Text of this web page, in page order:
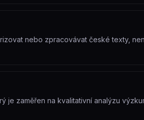
nebo zpracovávat české texty,
zaměřen na kvalitativní analýzu